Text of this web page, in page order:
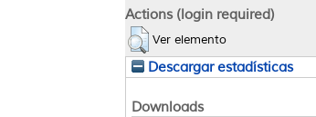
Actions (login required)
Ver elemento
Descargar estadísticas
Downloads